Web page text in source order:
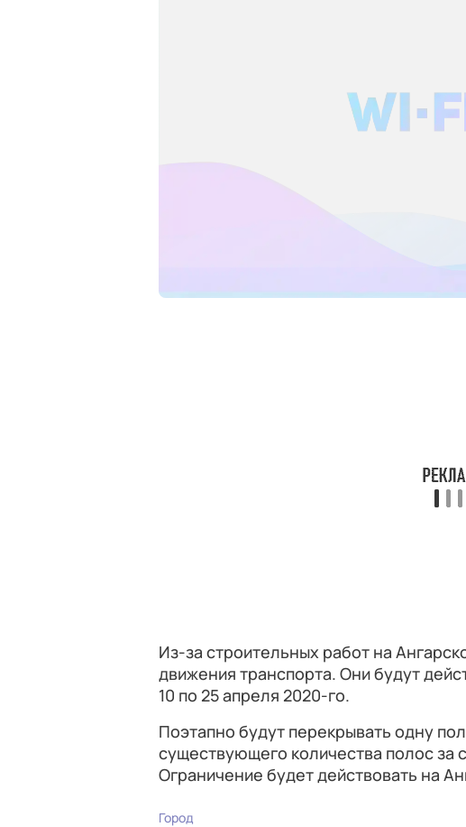
Из-за строительных работ на
движения транспорта. Они будут
10 по 25 апреля 2020-го.
Поэтапно будут перекрывать одну
существующего количества полос за
Ограничение будет действовать на
Город